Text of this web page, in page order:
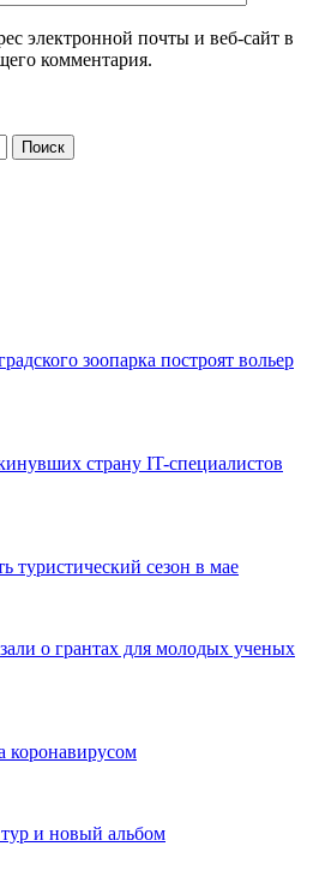
электронной почты и веб-сайт в
комментария.
зоопарка построят вольер
страну IT-специалистов
туристический сезон в мае
о грантах для молодых ученых
коронавирусом
и новый альбом